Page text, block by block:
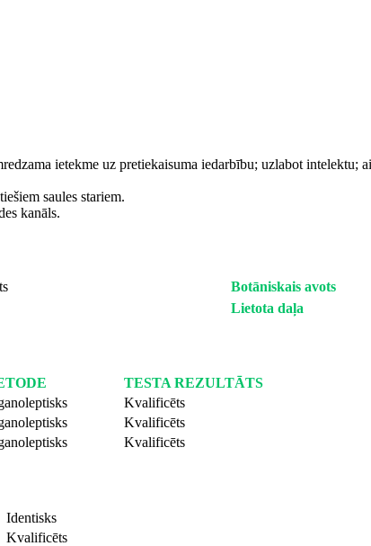
ietekme uz pretiekaisuma iedarbību; uzlabot
saules stariem.
kanāls.
Botāniskais avots
Lietota daļa
TESTA REZULTĀTS
Kvalificēts
Kvalificēts
Kvalificēts
Identisks
Kvalificēts